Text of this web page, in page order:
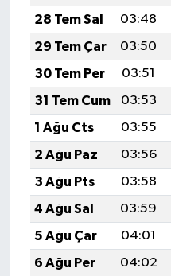
28 Tem Sal
03:48
29 Tem Çar
03:50
30 Tem Per
03:51
31 Tem Cum
03:53
1 Ağu Cts
03:55
2 Ağu Paz
03:56
3 Ağu Pts
03:58
4 Ağu Sal
03:59
5 Ağu Çar
04:01
6 Ağu Per
04:02